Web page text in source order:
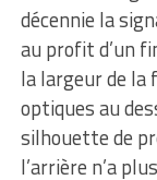
décennie la
au profit d’un
la largeur de la
optiques au
silhouette de
l’arrière n’a